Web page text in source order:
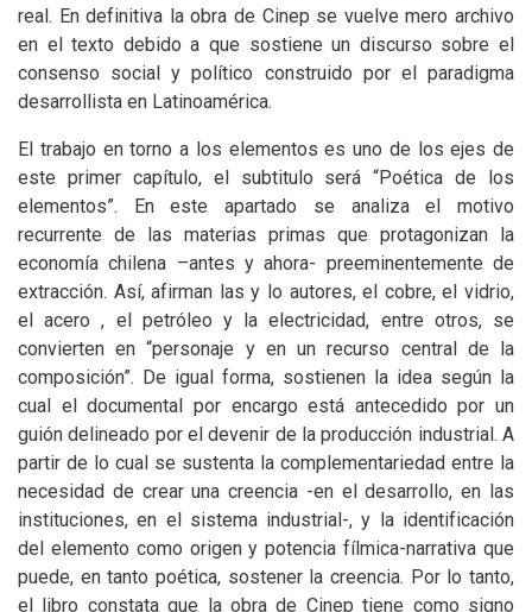
real. En definitiva la obra de Cinep se vuelve mero archivo
en el texto debido a que sostiene un discurso sobre el
consenso social y político construido por el paradigma
desarrollista en Latinoamérica.
El trabajo en torno a los elementos es uno de los ejes de
este primer capítulo, el subtitulo será “Poética de los
elementos”. En este apartado se analiza el motivo
recurrente de las materias primas que protagonizan la
economía chilena –antes y ahora- preeminentemente de
extracción. Así, afirman las y lo autores, el cobre, el vidrio,
el acero , el petróleo y la electricidad, entre otros, se
convierten en “personaje y en un recurso central de la
composición”. De igual forma, sostienen la idea según la
cual el documental por encargo está antecedido por un
guión delineado por el devenir de la producción industrial. A
partir de lo cual se sustenta la complementariedad entre la
necesidad de crear una creencia -en el desarrollo, en las
instituciones, en el sistema industrial-, y la identificación
del elemento como origen y potencia fílmica-narrativa que
puede, en tanto poética, sostener la creencia. Por lo tanto,
el libro constata que la obra de Cinep tiene como signo